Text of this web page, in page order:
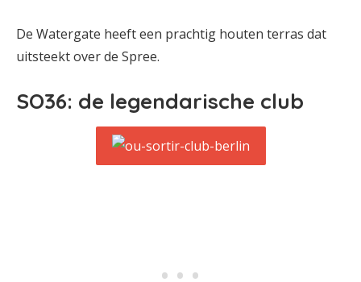
De Watergate heeft een prachtig houten terras dat
uitsteekt over de Spree.
SO36: de legendarische club